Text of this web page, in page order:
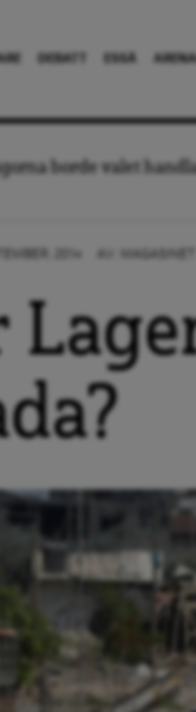
DEBATT ESSÄ
borde valet
2014